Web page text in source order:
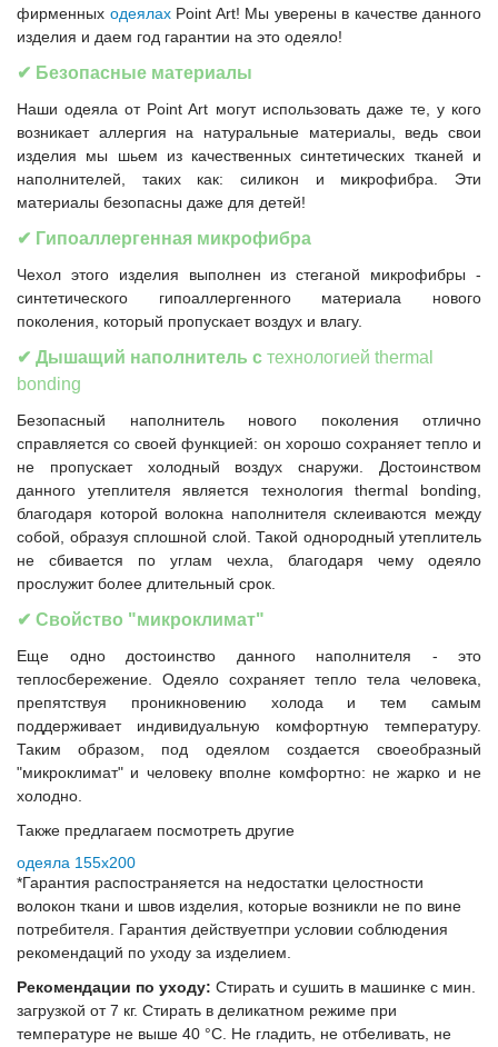
фирменных одеялахPoint Art! Мы уверены в качестве данного
изделия и даем год гарантии на это одеяло!
✔ Безопасные материалы
Наши одеяла от Point Art могут использовать даже те, у кого
возникает аллергия на натуральные материалы, ведь свои
изделия мы шьем из качественных синтетических тканей и
наполнителей, таких как: силикон и микрофибра. Эти
материалы безопасны даже для детей!
✔ Гипоаллергенная микрофибра
Чехол этого изделия выполнен из стеганой микрофибры -
синтетического гипоаллергенного материала нового
поколения, который пропускает воздух и влагу.
✔ Дышащий наполнитель с технологией thermal
bonding
Безопасный наполнитель нового поколения отлично
справляется со своей функцией: он хорошо сохраняет тепло и
не пропускает холодный воздух снаружи. Достоинством
данного утеплителя является технология thermal bonding,
благодаря которой волокна наполнителя склеиваются между
собой, образуя сплошной слой. Такой однородный утеплитель
не сбивается по углам чехла, благодаря чему одеяло
прослужит более длительный срок.
✔ Свойство "микроклимат"
Еще одно достоинство данного наполнителя - это
теплосбережение. Одеяло сохраняет тепло тела человека,
препятствуя проникновению холода и тем самым
поддерживает индивидуальную комфортную температуру.
Таким образом, под одеялом создается своеобразный
"микроклимат" и человеку вполне комфортно: не жарко и не
холодно.
Также предлагаем посмотреть другие
одеяла 155x200
*Гарантия распостраняется на недостатки целостности
волокон ткани и швов изделия, которые возникли не по вине
потребителя. Гарантия действуетпри условии соблюдения
рекомендаций по уходу за изделием.
Рекомендации по уходу: Cтирать и сушить в машинке с мин.
загрузкой от 7 кг. Стирать в деликатном режиме при
температуре не выше 40 °C. Не гладить, не отбеливать, не